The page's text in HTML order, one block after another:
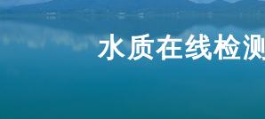
水质在线检